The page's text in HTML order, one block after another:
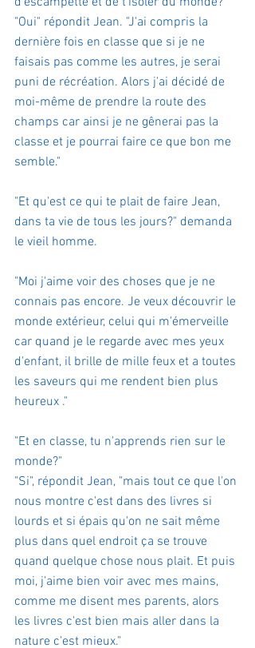
"Oui" répondit Jean. "J'ai compris la
dernière fois en classe que si je ne
faisais pas comme les autres, je serai
puni de récréation. Alors j'ai décidé de
moi-même de prendre la route des
champs car ainsi je ne gênerai pas la
classe et je pourrai faire ce que bon me
semble."
"Et qu'est ce qui te plait de faire Jean,
dans ta vie de tous les jours?" demanda
le vieil homme.
"Moi j'aime voir des choses que je ne
connais pas encore. Je veux découvrir le
monde extérieur, celui qui m'émerveille
car quand je le regarde avec mes yeux
d'enfant, il brille de mille feux et a toutes
les saveurs qui me rendent bien plus
heureux ."
"Et en classe, tu n'apprends rien sur le
monde?"
"Si", répondit Jean, "mais tout ce que l'on
nous montre c'est dans des livres si
lourds et si épais qu'on ne sait même
plus dans quel endroit ça se trouve
quand quelque chose nous plait. Et puis
moi, j'aime bien voir avec mes mains,
comme me disent mes parents, alors
les livres c'est bien mais aller dans la
nature c'est mieux."